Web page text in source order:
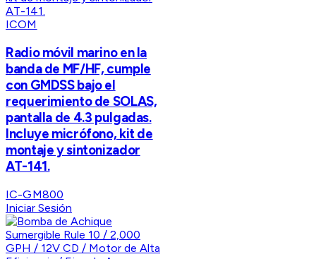
ICOM
Radio móvil marino en la
banda de MF/HF, cumple
con GMDSS bajo el
requerimiento de SOLAS,
pantalla de 4.3 pulgadas.
Incluye micrófono, kit de
montaje y sintonizador
AT-141.
IC-GM800
Iniciar Sesión